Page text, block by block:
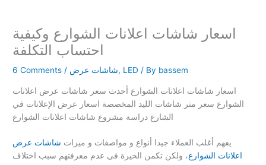
اسعار شاشات اعلانات الشوارع وكيفية
احتساب التكلفة
6 Comments / شاشات عرض, LED / By bassem
اسعار شاشات اعلانات الشوارع أحدث سعر شاشات عرض اعلانات
الشوارع سعر متر شاشات الليد المخصصة اسعار عرض الإعلانات في
الشارع دراسة مشروع شاشات اعلانات الشوارع
يفهم أغلب العملاء جيدا أنواع و مواصفات و ميزات شاشات عرض
اعلانات الشوارع، ولكن تكمن الحيرة فى عدم معرفتهم سبب اختلاف